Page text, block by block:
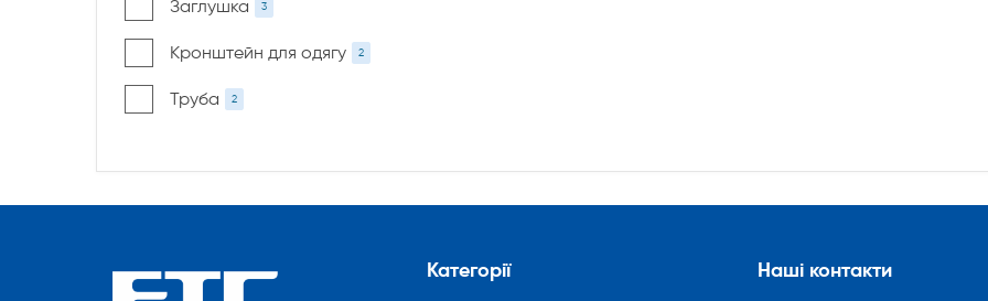
Заглушка 3
Кронштейн для одягу 2
Труба 2
Категорії Наші контакти